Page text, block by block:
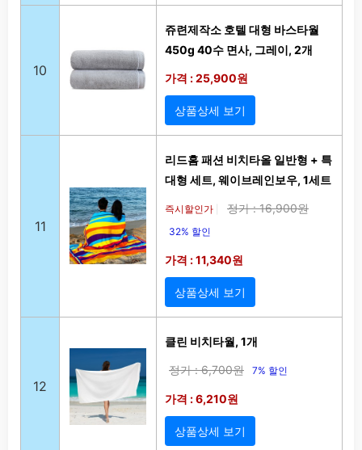
10
쥬련제작소 호텔 대형 바스타월
450g 40수 면사, 그레이, 2개
가격 : 25,900원
상품상세 보기
11
리드홈 패션 비치타올 일반형 + 특
대형 세트, 웨이브레인보우, 1세트
즉시할인가 정가 : 16,900원
32% 할인
가격 : 11,340원
상품상세 보기
12
클린 비치타월, 1개
정가 : 6,700원 7% 할인
가격 : 6,210원
상품상세 보기